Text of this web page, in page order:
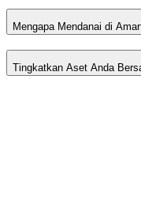
Mengapa Mendanai di
Tingkatkan Aset Anda